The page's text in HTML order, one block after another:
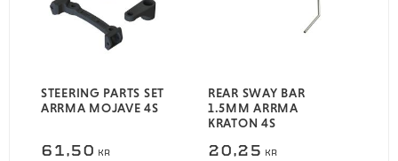
STEERING PARTS SET
ARRMA MOJAVE 4S
61,50 KR
REAR SWAY BAR
1.5MM ARRMA
KRATON 4S
20,25 KR